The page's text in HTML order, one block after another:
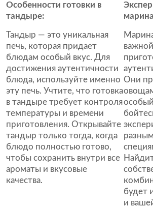
Особенности готовки в
тандыре:
Тандыр — это уникальная
печь, которая придает
блюдам особый вкус. Для
достижения аутентичности
блюда, используйте именно
эту печь. Учтите, что готовка
в тандыре требует контроля
температуры и времени
приготовления. Открывайте
тандыр только тогда, когда
блюдо полностью готово,
чтобы сохранить внутри все
ароматы и вкусовые
качества.
Они
будет
и